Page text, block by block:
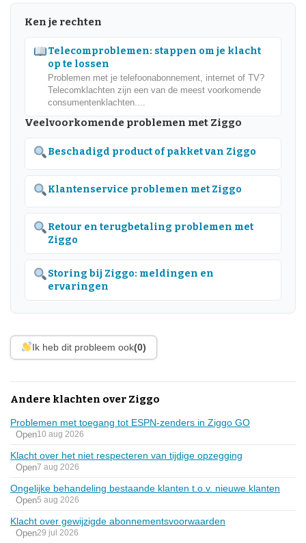
Ken je rechten
Telecomproblemen: stappen om je klacht
op te lossen
Problemen met je telefoonabonnement, internet of TV?
Telecomklachten zijn een van de meest voorkomende
consumentenklachten....
Veelvoorkomende problemen met Ziggo
Beschadigd product of pakket van Ziggo
Klantenservice problemen met Ziggo
Retour en terugbetaling problemen met
Ziggo
Storing bij Ziggo: meldingen en
ervaringen
Ik heb dit probleem ook(0)
Andere klachten over Ziggo
Problemen met toegang tot ESPN-zenders in Ziggo GO
Open10 aug 2026
Klacht over het niet respecteren van tijdige opzegging
Open7 aug 2026
Ongelijke behandeling bestaande klanten t.o.v. nieuwe klanten
Open5 aug 2026
Klacht over gewijzigde abonnementsvoorwaarden
Open29 jul 2026